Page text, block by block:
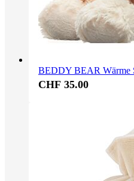
BEDDY BEAR Wärme
CHF 35.00